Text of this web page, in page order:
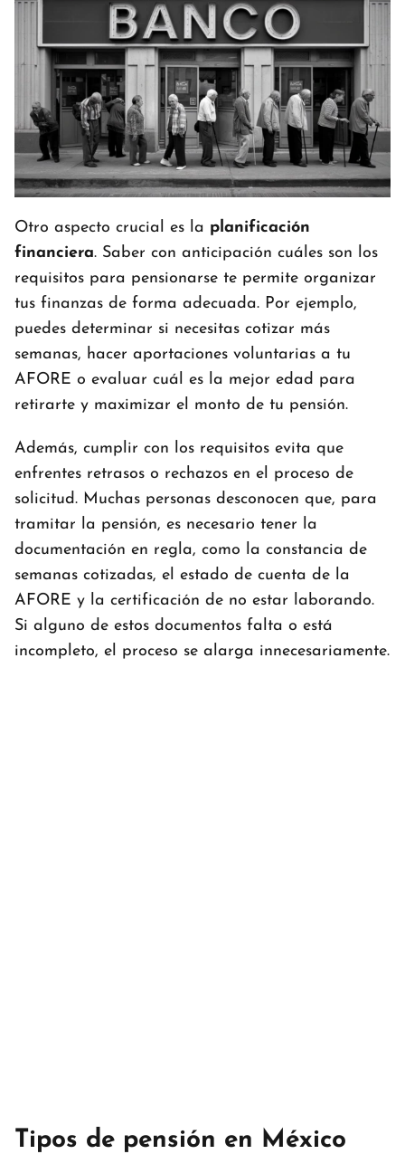
Otro aspecto crucial es la planificación
financiera. Saber con anticipación cuáles son los
requisitos para pensionarse te permite organizar
tus finanzas de forma adecuada. Por ejemplo,
puedes determinar si necesitas cotizar más
semanas, hacer aportaciones voluntarias a tu
AFORE o evaluar cuál es la mejor edad para
retirarte y maximizar el monto de tu pensión.
Además, cumplir con los requisitos evita que
enfrentes retrasos o rechazos en el proceso de
solicitud. Muchas personas desconocen que, para
tramitar la pensión, es necesario tener la
documentación en regla, como la constancia de
semanas cotizadas, el estado de cuenta de la
AFORE y la certificación de no estar laborando.
Si alguno de estos documentos falta o está
incompleto, el proceso se alarga innecesariamente.
Tipos de pensión en México